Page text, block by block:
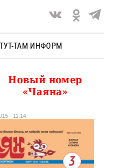
ТУТ-ТАМ ИНФОРМ
Новый номер
«Чаяна»
- 11:14